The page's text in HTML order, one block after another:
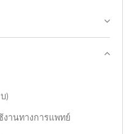
)
งานทางการแพทย์